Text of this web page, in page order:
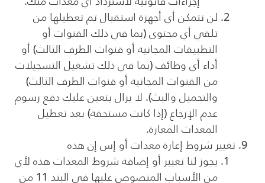
لن تتمكن أي أجهزة استقبال تم تعطيلها من
تلقي أي محتوى (بما في ذلك القنوات أو
التطبيقات المجانية أو قنوات الطرف الثالث) أو
أداء أي وظائف (بما في ذلك تشغيل التسجيلات
من القنوات المجانية أو قنوات الطرف الثالث)
والتحميل والبث). لا يزال يتعين عليك دفع رسوم
عدم الإرجاع (إذا كانت مستحقة) بعد تعطيل
المعدات المعارة.
تغيير شروط إعارة معدات أو إس إن هذه
يجوز لنا تغيير أو إضافة شروط المعدات هذه لأي
من الأسباب المنصوص عليها في البند 11 من